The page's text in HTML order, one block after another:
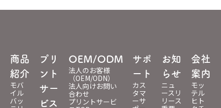
商品
紹介
モバ
イル
バッ
プリ
ント
サー
ビス
OEM/ODM
法人のお客様
（OEM/ODN）
法人向けお問い
合わせ
プリントサービ
サポ
ート
カス
タマ
ーサ
お知
らせ
ニュ
ースリ
リース
会社
案内
モッ
テル
ヒト